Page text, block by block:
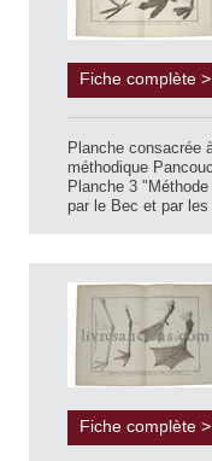
Fiche complète >
Planche consacrée
méthodique
Planche 3
par le Bec et par
Fiche complète >